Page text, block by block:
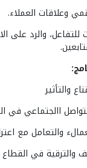
وعلاقات العملاء.
للتفاعل، والرد على
والتأثير
االجتماعي في
والتعامل مع
والترقية في القطاع